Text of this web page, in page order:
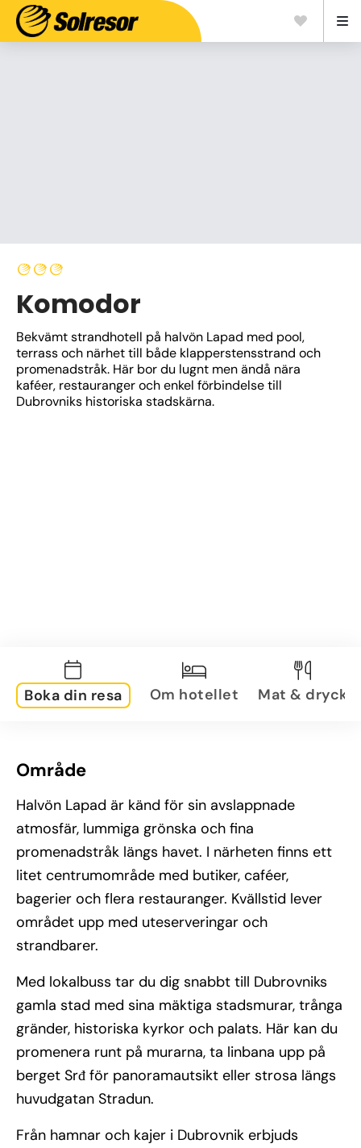
Komodor
Bekvämt strandhotell på halvön Lapad med pool,
terrass och närhet till både klapperstensstrand och
promenadstråk. Här bor du lugnt men ändå nära
kaféer, restauranger och enkel förbindelse till
Dubrovniks historiska stadskärna.
Boka din resa Om hotellet Mat & dryck
Område
Halvön Lapad är känd för sin avslappnade
atmosfär, lummiga grönska och fina
promenadstråk längs havet. I närheten finns ett
litet centrumområde med butiker, caféer,
bagerier och flera restauranger. Kvällstid lever
området upp med uteserveringar och
strandbarer.
Med lokalbuss tar du dig snabbt till Dubrovniks
gamla stad med sina mäktiga stadsmurar, trånga
gränder, historiska kyrkor och palats. Här kan du
promenera runt på murarna, ta linbana upp på
berget Srđ för panoramautsikt eller strosa längs
huvudgatan Stradun.
Från hamnar och kajer i Dubrovnik erbjuds